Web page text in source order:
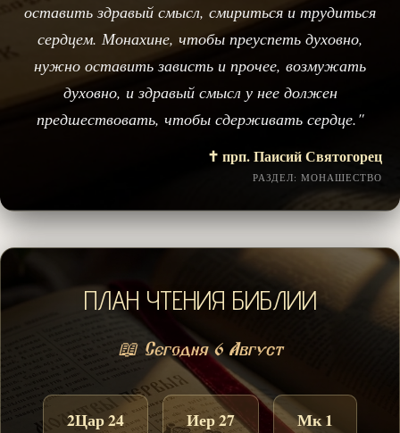
оставить здравый смысл, смириться и трудиться
сердцем. Монахине, чтобы преуспеть духовно,
нужно оставить зависть и прочее, возмужать
духовно, и здравый смысл у нее должен
предшествовать, чтобы сдерживать сердце."
✝️ прп. Паисий Святогорец
РАЗДЕЛ: МОНАШЕСТВО
ПЛАН ЧТЕНИЯ БИБЛИИ
📖 Сегодня 6 Август
2Цар 24 Иер 27 Мк 1